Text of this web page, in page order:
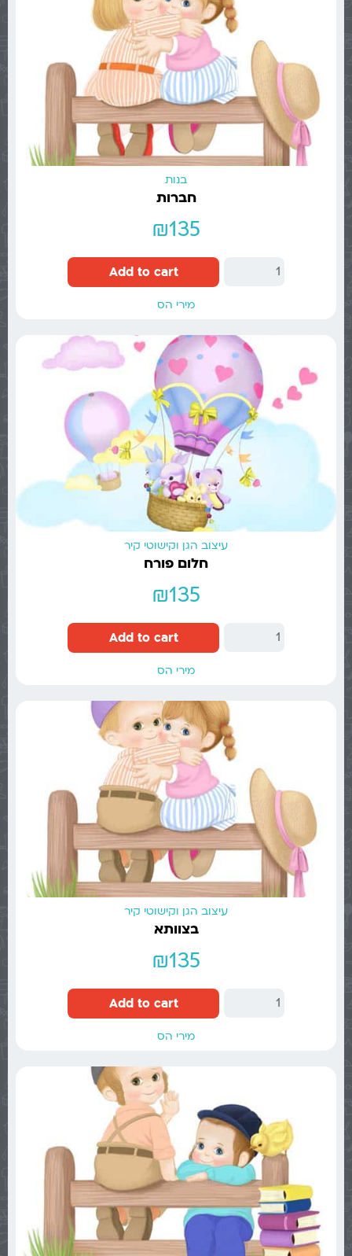
בנות
חברות
₪135
Add to cart
מירי הס
עיצוב הגן וקישוטי קיר
חלום פורח
₪135
Add to cart
מירי הס
עיצוב הגן וקישוטי קיר
בצוותא
₪135
Add to cart
מירי הס